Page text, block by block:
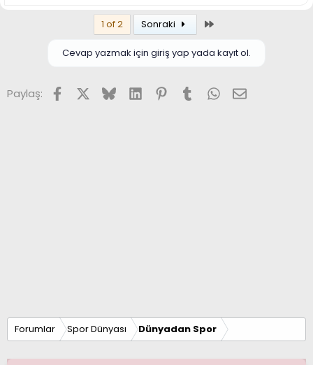
1 of 2 Sonraki
Cevap yazmak için giriş yap yada kayıt ol.
Paylaş: FacebookX (Twitter)
BlueskyLinkedInPinterest
TumblrWhatsApp
E-posta
Forumlar Spor Dünyası Dünyadan Spor